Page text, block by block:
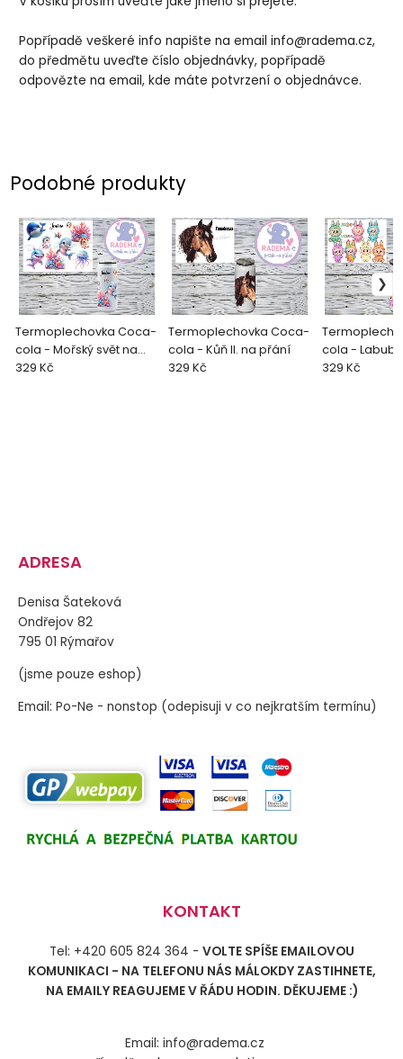
Popřípadě veškeré info napište na email info@radema.cz,
do předmětu uveďte číslo objednávky, popřípadě
odpovězte na email, kde máte potvrzení o objednávce.
Podobné produkty
Termoplechovka Coca-
cola - Mořský svět na
přání
329 Kč
Termoplechovka Coca-
cola - Kůň II. na přání
329 Kč
cola -
329 Kč
ADRESA
Denisa Šateková
Ondřejov 82
795 01 Rýmařov
(jsme pouze eshop)
Email: Po-Ne - nonstop (odepisuji v co nejkratším termínu)
KONTAKT
Tel: +420 605 824 364 - VOLTE SPÍŠE EMAILOVOU
KOMUNIKACI - NA TELEFONU NÁS MÁLOKDY ZASTIHNETE,
NA EMAILY REAGUJEME V ŘÁDU HODIN. DĚKUJEME :)
Email: info@radema.cz